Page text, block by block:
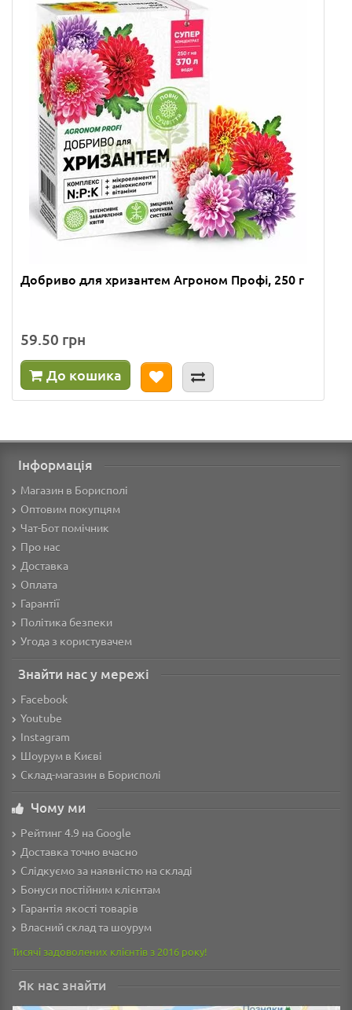
Добриво для хризантем Агроном Профі, 250 г
59.50 грн
До кошика
Інформація
Магазин в Борисполі
Оптовим покупцям
Чат-Бот помічник
Про нас
Доставка
Оплата
Гарантії
Політика безпеки
Угода з користувачем
Знайти нас у мережі
Facebook
Youtube
Instagram
Шоурум в Києві
Склад-магазин в Борисполі
Чому ми
Рейтинг 4.9 на Google
Доставка точно вчасно
Слідкуємо за наявністю на складі
Бонуси постійним клієнтам
Гарантія якості товарів
Власний склад та шоурум
Тисячі задоволених клієнтів з 2016 року!
Як нас знайти